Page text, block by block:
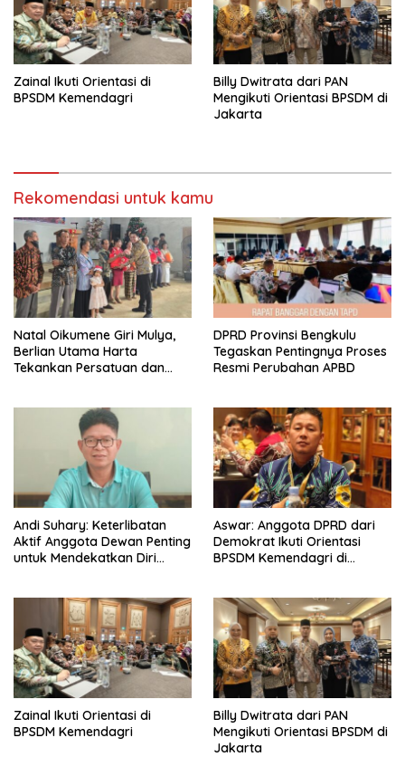
Zainal Ikuti Orientasi di
BPSDM Kemendagri
Billy Dwitrata dari PAN
Mengikuti Orientasi BPSDM di
Jakarta
Rekomendasi untuk kamu
‎Natal Oikumene Giri Mulya,
Berlian Utama Harta
Tekankan Persatuan dan
DPRD Provinsi Bengkulu
Tegaskan Pentingnya Proses
Resmi Perubahan APBD
Andi Suhary: Keterlibatan
Aktif Anggota Dewan Penting
untuk Mendekatkan Diri
Aswar: Anggota DPRD dari
Demokrat Ikuti Orientasi
BPSDM Kemendagri di
Zainal Ikuti Orientasi di
BPSDM Kemendagri
Billy Dwitrata dari PAN
Mengikuti Orientasi BPSDM di
Jakarta